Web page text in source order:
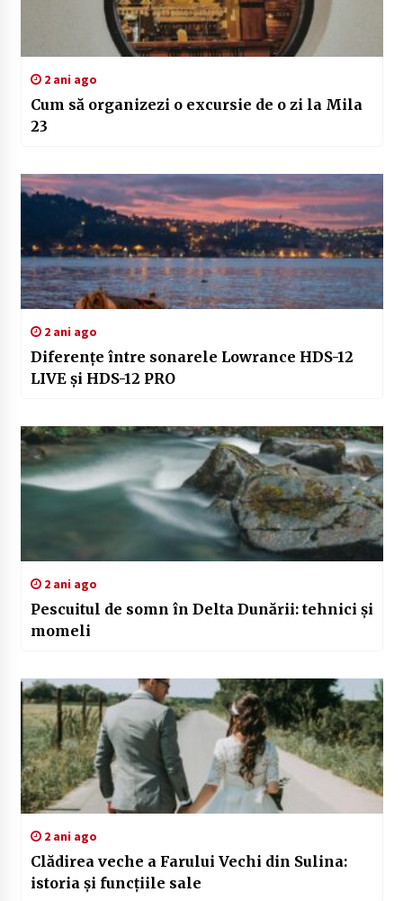
2 ani ago
Cum să organizezi o excursie de o zi la Mila
23
2 ani ago
Diferențe între sonarele Lowrance HDS-12
LIVE și HDS-12 PRO
2 ani ago
Pescuitul de somn în Delta Dunării: tehnici și
momeli
2 ani ago
Clădirea veche a Farului Vechi din Sulina:
istoria și funcțiile sale